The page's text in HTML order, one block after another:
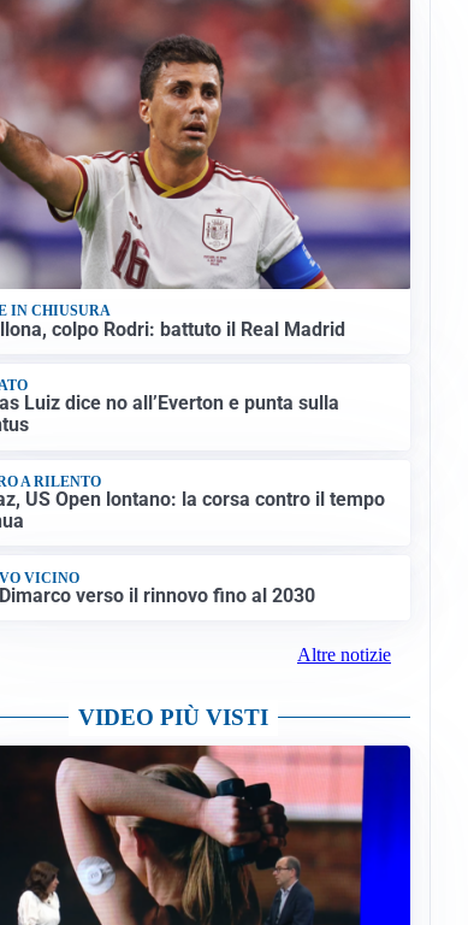
IN CHIUSURA
colpo Rodri: battuto il Real Madrid
Luiz dice no all’Everton e punta sulla
A RILENTO
US Open lontano: la corsa contro il tempo
VICINO
verso il rinnovo fino al 2030
Altre notizie
VIDEO PIÙ VISTI